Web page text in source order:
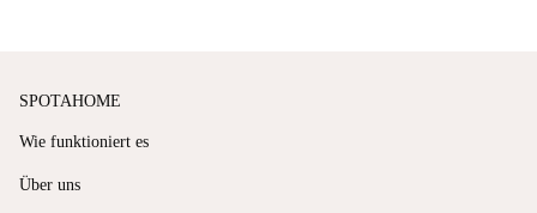
SPOTAHOME
Wie funktioniert es
Über uns